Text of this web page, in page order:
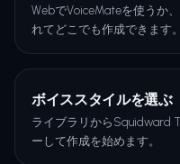
WebでVoiceMateを使うか
れてどこでも作成できます。
ボイススタイルを選ぶ
ライブラリからSquidward
ーして作成を始めます。